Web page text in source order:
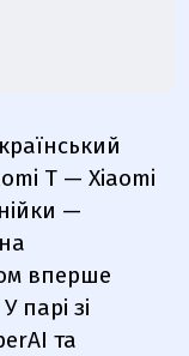
Т — Xiaomi
—
вперше
парі зі
та